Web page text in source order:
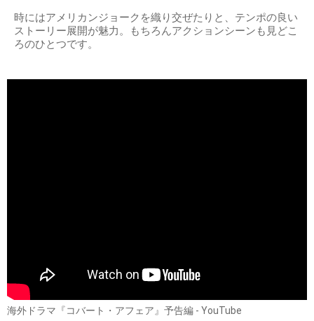
時にはアメリカンジョークを織り交ぜたりと、テンポの良い
ストーリー展開が魅力。もちろんアクションシーンも見どこ
ろのひとつです。
海外ドラマ『コバート・アフェア』予告編 - YouTube